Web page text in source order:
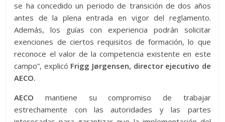
se ha concedido un periodo de transición de dos años
antes de la plena entrada en vigor del reglamento.
Además, los guías con experiencia podrán solicitar
exenciones de ciertos requisitos de formación, lo que
reconoce el valor de la competencia existente en este
campo”, explicó Frigg Jørgensen, director ejecutivo de
AECO.
AECO mantiene su compromiso de trabajar
estrechamente con las autoridades y las partes